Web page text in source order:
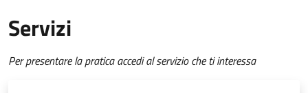
Servizi
Per presentare la pratica accedi al servizio che ti interessa